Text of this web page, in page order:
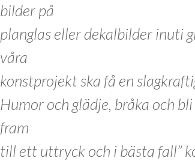
bilder på
planglas eller dekalbilder inuti
våra
konstprojekt ska få en
Humor och glädje, bråka och
fram
till ett uttryck och i bästa fall”